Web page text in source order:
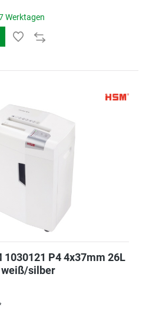
Werktagen
1030121 P4 4x37mm 26L
weiß/silber